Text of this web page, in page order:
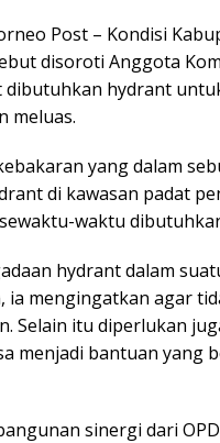
Post – Kondisi
disoroti Anggota
hydrant
meluas.
yang dalam
di kawasan padat
waktu
hydrant dalam
ia mengingatkan agar
Selain itu diperlukan
menjadi bantuan yang
sinergi dari